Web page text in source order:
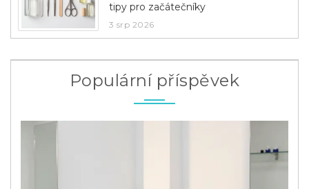
tipy pro začátečníky
3 srp 2026
Populární příspěvek